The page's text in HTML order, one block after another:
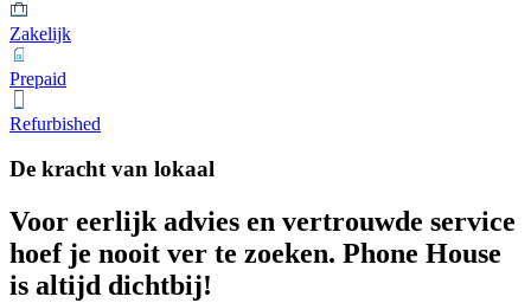
Zakelijk
Prepaid
Refurbished
De kracht van lokaal
Voor eerlijk advies en vertrouwde service
hoef je nooit ver te zoeken. Phone House
is altijd dichtbij!